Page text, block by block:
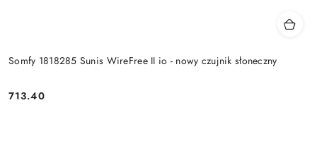
Somfy 1818285 Sunis WireFree II io - nowy czujnik słoneczny
Cena:
713.40